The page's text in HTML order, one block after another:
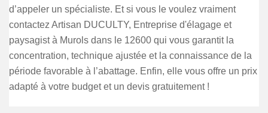
d’appeler un spécialiste. Et si vous le voulez vraiment
contactez Artisan DUCULTY, Entreprise d'élagage et
paysagist à Murols dans le 12600 qui vous garantit la
concentration, technique ajustée et la connaissance de la
période favorable à l’abattage. Enfin, elle vous offre un prix
adapté à votre budget et un devis gratuitement !